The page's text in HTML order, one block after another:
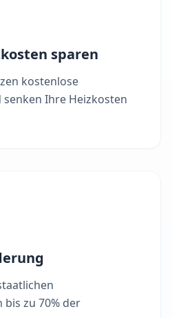
sparen
kostenlose
Ihre Heizkosten
zu 70% der